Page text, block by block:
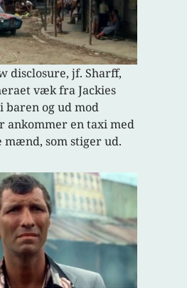
disclosure, jf. Sharff,
væk fra Jackies
baren og ud mod
ankommer en taxi med
mænd, som stiger ud.